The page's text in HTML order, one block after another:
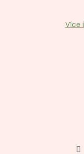
Více